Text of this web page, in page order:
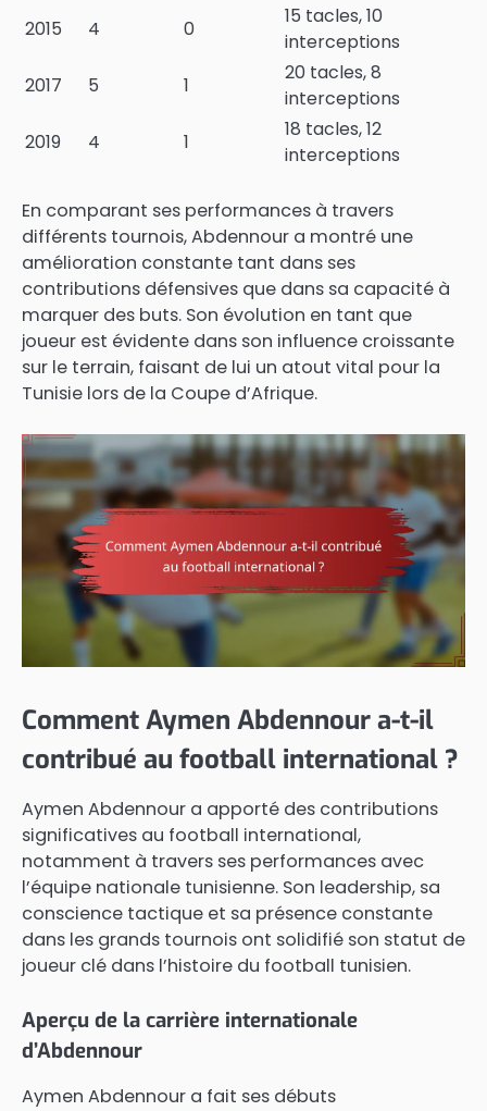
2015
4 0
15 tacles, 10
interceptions
2017
5 1
20 tacles, 8
interceptions
2019
4 1
18 tacles, 12
interceptions
En comparant ses performances à travers
différents tournois, Abdennour a montré une
amélioration constante tant dans ses
contributions défensives que dans sa capacité à
marquer des buts. Son évolution en tant que
joueur est évidente dans son influence croissante
sur le terrain, faisant de lui un atout vital pour la
Tunisie lors de la Coupe d’Afrique.
Comment Aymen Abdennour a-t-il
contribué au football international ?
Aymen Abdennour a apporté des contributions
significatives au football international,
notamment à travers ses performances avec
l’équipe nationale tunisienne. Son leadership, sa
conscience tactique et sa présence constante
dans les grands tournois ont solidifié son statut de
joueur clé dans l’histoire du football tunisien.
Aperçu de la carrière internationale
d’Abdennour
Aymen Abdennour a fait ses débuts